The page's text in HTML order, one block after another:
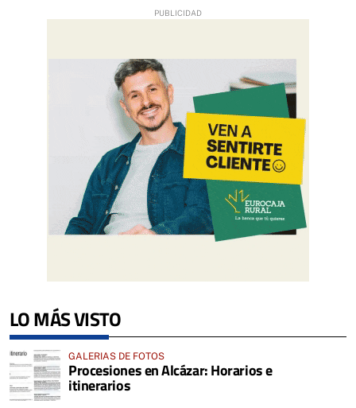
LO MÁS VISTO
GALERIAS DE FOTOS
Procesiones en Alcázar: Horarios e
itinerarios